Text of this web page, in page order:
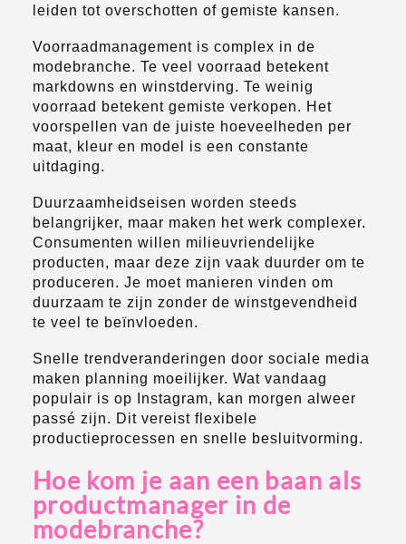
leiden tot overschotten of gemiste kansen.
Voorraadmanagement is complex in de
modebranche. Te veel voorraad betekent
markdowns en winstderving. Te weinig
voorraad betekent gemiste verkopen. Het
voorspellen van de juiste hoeveelheden per
maat, kleur en model is een constante
uitdaging.
Duurzaamheidseisen worden steeds
belangrijker, maar maken het werk complexer.
Consumenten willen milieuvriendelijke
producten, maar deze zijn vaak duurder om te
produceren. Je moet manieren vinden om
duurzaam te zijn zonder de winstgevendheid
te veel te beïnvloeden.
Snelle trendveranderingen door sociale media
maken planning moeilijker. Wat vandaag
populair is op Instagram, kan morgen alweer
passé zijn. Dit vereist flexibele
productieprocessen en snelle besluitvorming.
Hoe kom je aan een baan als
productmanager in de
modebranche?